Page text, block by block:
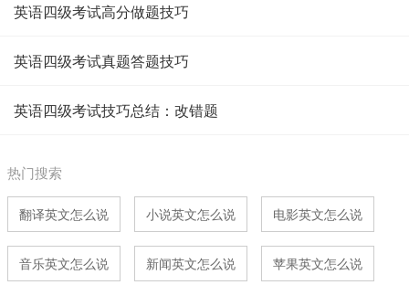
英语四级考试高分做题技巧
英语四级考试真题答题技巧
英语四级考试技巧总结：改错题
热门搜索
翻译英文怎么说 小说英文怎么说 电影英文怎么说
音乐英文怎么说 新闻英文怎么说 苹果英文怎么说